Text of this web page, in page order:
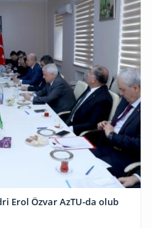
Erol Özvar AzTU-da olub